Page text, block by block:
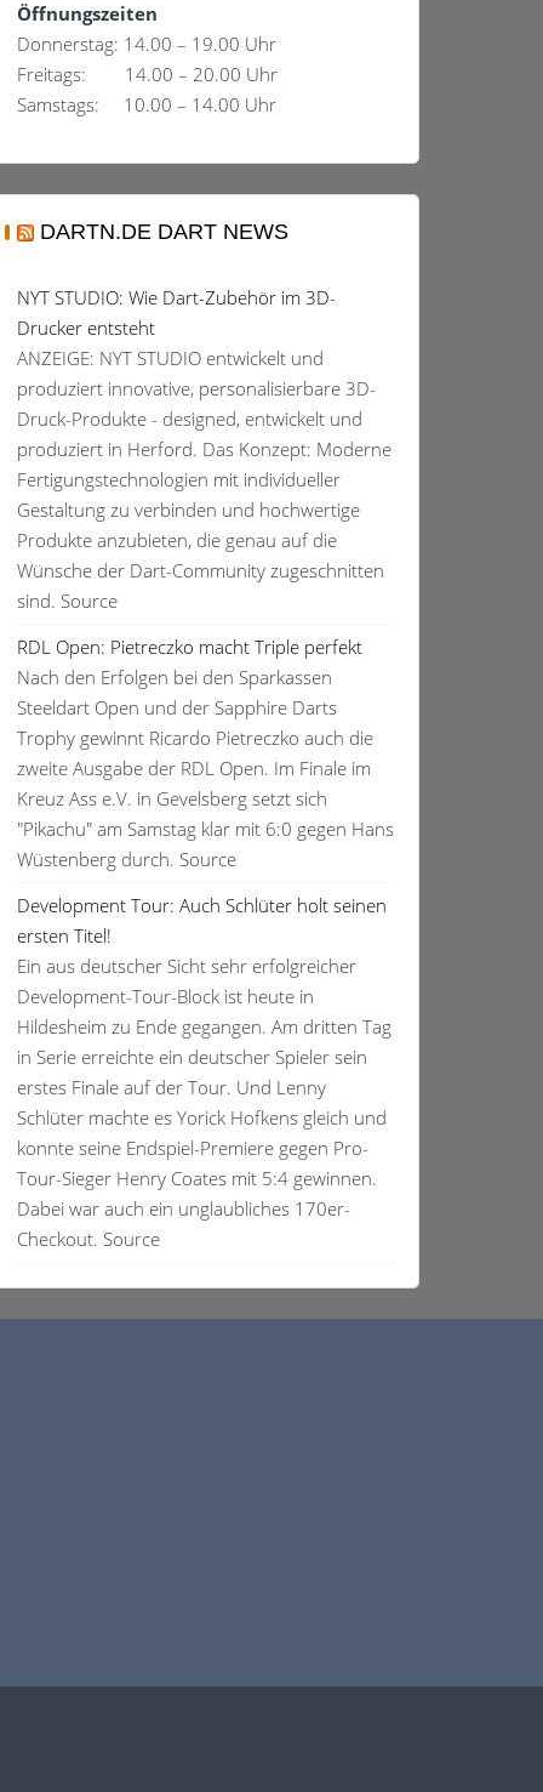
Öffnungszeiten
Donnerstag: 14.00 – 19.00 Uhr
Freitags: 14.00 – 20.00 Uhr
Samstags: 10.00 – 14.00 Uhr
DARTN.DE DART NEWS
NYT STUDIO: Wie Dart-Zubehör im 3D-
Drucker entsteht
ANZEIGE: NYT STUDIO entwickelt und
produziert innovative, personalisierbare 3D-
Druck-Produkte - designed, entwickelt und
produziert in Herford. Das Konzept: Moderne
Fertigungstechnologien mit individueller
Gestaltung zu verbinden und hochwertige
Produkte anzubieten, die genau auf die
Wünsche der Dart-Community zugeschnitten
sind. Source
RDL Open: Pietreczko macht Triple perfekt
Nach den Erfolgen bei den Sparkassen
Steeldart Open und der Sapphire Darts
Trophy gewinnt Ricardo Pietreczko auch die
zweite Ausgabe der RDL Open. Im Finale im
Kreuz Ass e.V. in Gevelsberg setzt sich
"Pikachu" am Samstag klar mit 6:0 gegen Hans
Wüstenberg durch. Source
Development Tour: Auch Schlüter holt seinen
ersten Titel!
Ein aus deutscher Sicht sehr erfolgreicher
Development-Tour-Block ist heute in
Hildesheim zu Ende gegangen. Am dritten Tag
in Serie erreichte ein deutscher Spieler sein
erstes Finale auf der Tour. Und Lenny
Schlüter machte es Yorick Hofkens gleich und
konnte seine Endspiel-Premiere gegen Pro-
Tour-Sieger Henry Coates mit 5:4 gewinnen.
Dabei war auch ein unglaubliches 170er-
Checkout. Source